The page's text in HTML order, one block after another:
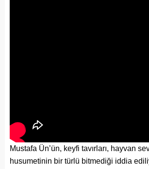
Mustafa Ün’ün, keyfi tavırları, hayvan
husumetinin bir türlü bitmediği iddia